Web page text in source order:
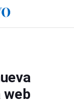
web